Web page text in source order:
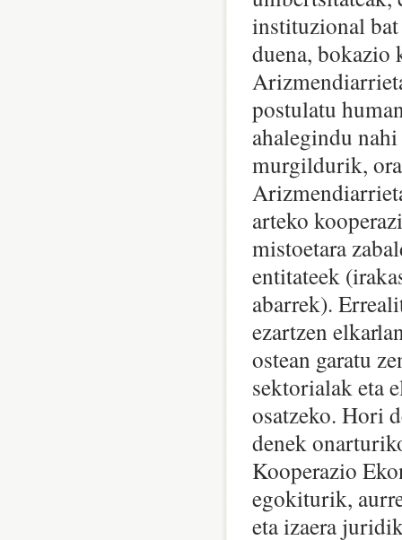
instituzional
duena, bokazio
postulatu
ahalegindu
murgildurik,
arteko
mistoetara
entitateek
abarrek).
ezartzen
ostean garatu
sektorialak eta
osatzeko. Hori
denek
Kooperazio
egokiturik,
eta izaera